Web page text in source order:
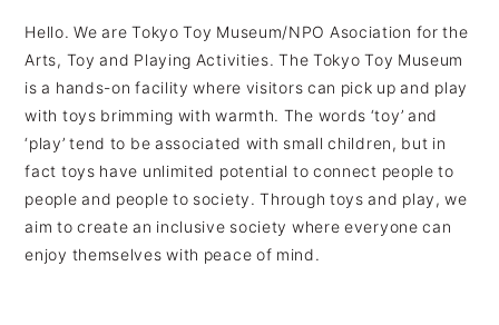
JP EN
Hello. We are Tokyo Toy Museum/NPO Asociation for the
Arts, Toy and Playing Activities. The Tokyo Toy Museum
is a hands-on facility where visitors can pick up and play
with toys brimming with warmth. The words ‘toy’ and
‘play’ tend to be associated with small children, but in
fact toys have unlimited potential to connect people to
people and people to society. Through toys and play, we
aim to create an inclusive society where everyone can
enjoy themselves with peace of mind.